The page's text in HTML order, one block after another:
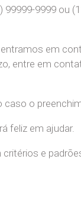
9999 ou
em
entre em
o
feliz em ajudar.
e